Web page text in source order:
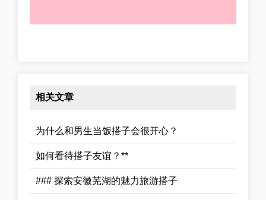
相关文章
为什么和男生当饭搭子会很开心？
如何看待搭子友谊？**
### 探索安徽芜湖的魅力旅游搭子